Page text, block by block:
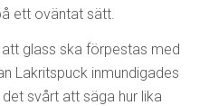
ett oväntat sätt.
glass ska förpestas med
Lakritspuck inmundigades
svårt att säga hur lika